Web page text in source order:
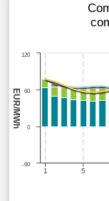
EUR/MWh
1 5
0
120
-60
60